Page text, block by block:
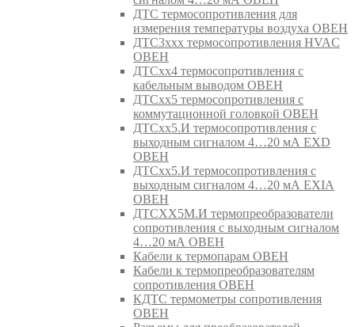
ДТС термосопротивления для
измерения температуры воздуха ОВЕН
ДТС3ххх термосопротивления HVAC
ОВЕН
ДТСхх4 термосопротивления с
кабельным выводом ОВЕН
ДТСхх5 термосопротивления с
коммутационной головкой ОВЕН
ДТСхх5.И термосопротивления с
выходным сигналом 4…20 мА EXD
ОВЕН
ДТСхх5.И термосопротивления с
выходным сигналом 4…20 мА EXIA
ОВЕН
ДТСХХ5М.И термопреобразователи
сопротивления с выходным сигналом
4…20 мА ОВЕН
Кабели к термопарам ОВЕН
Кабели к термопреобразователям
сопротивления ОВЕН
КДТС термометры сопротивления
ОВЕН